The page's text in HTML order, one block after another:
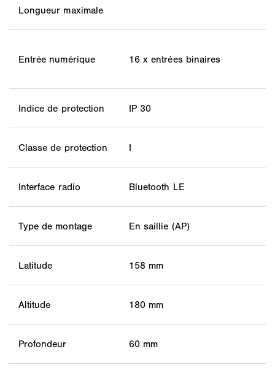
Longueur maximale
Entrée numérique 16 x entrées binaires
Indice de protection IP 30
Classe de protection I
Interface radio Bluetooth LE
Type de montage En saillie (AP)
Latitude 158 mm
Altitude 180 mm
Profondeur 60 mm